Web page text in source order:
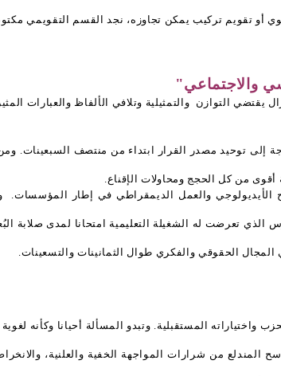
أو تقويم تركيب يمكن تجاوزه، نجد القسم التقويمي
والاجتماعي"
يقتضي التوازن والتمثيلية وتلافي الألفاظ والعبارات
إلى توحيد مصدر القرار ابتداء من منتصف السبعينات.
من كل الحجج ومحاولات الإقناع.
تعرضت له الشغيلة التعليمية امتحانا لمدى صلابة
المستقبلية. وتبدو المسألة أحيانا وكأنه لغوية
المندلع من شرارات المواجهة الخفية والعلنية،